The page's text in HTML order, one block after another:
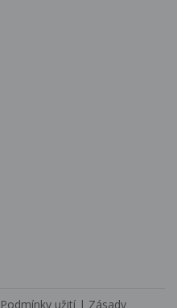
Podmínky užití | Zásady